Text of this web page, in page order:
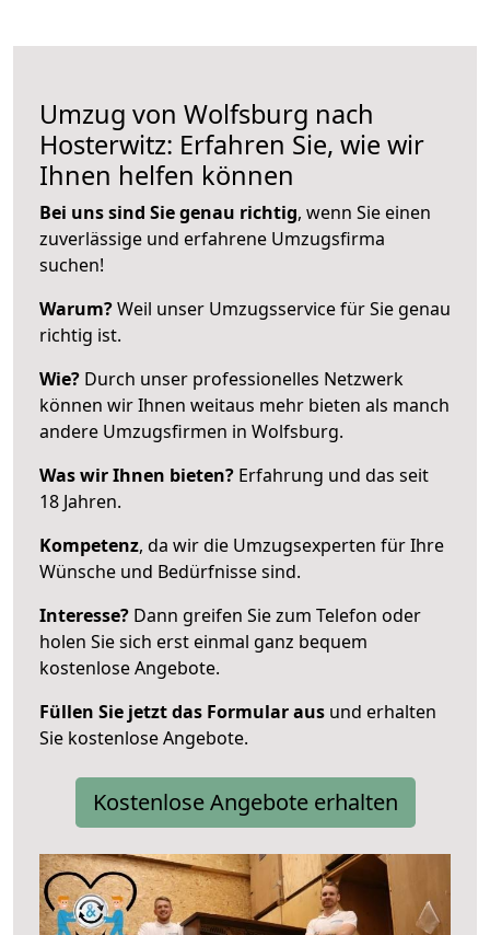
Umzug von Wolfsburg nach
Hosterwitz: Erfahren Sie, wie wir
Ihnen helfen können
Bei uns sind Sie genau richtig, wenn Sie einen
zuverlässige und erfahrene Umzugsfirma
suchen!
Warum?Weil unser Umzugsservice für Sie genau
richtig ist.
Wie? Durch unser professionelles Netzwerk
können wir Ihnen weitaus mehr bieten als manch
andere Umzugsfirmen in Wolfsburg.
Was wir Ihnen bieten? Erfahrung und das seit
18 Jahren.
Kompetenz, da wir die Umzugsexperten für Ihre
Wünsche und Bedürfnisse sind.
Interesse? Dann greifen Sie zum Telefon oder
holen Sie sich erst einmal ganz bequem
kostenlose Angebote.
Füllen Sie jetzt das Formular aus und erhalten
Sie kostenlose Angebote.
Kostenlose Angebote erhalten